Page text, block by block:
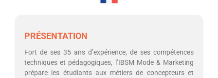
PRÉSENTATION
Fort de ses 35 ans d’expérience, de ses compétences
techniques et pédagogiques, l’IBSM Mode & Marketing
prépare les étudiants aux métiers de concepteurs et